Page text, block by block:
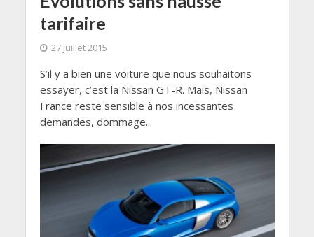
tarifaire
27 juillet 2015
S’il y a bien une voiture que nous souhaitons
essayer, c’est la Nissan GT-R. Mais, Nissan
France reste sensible à nos incessantes
demandes, dommage...